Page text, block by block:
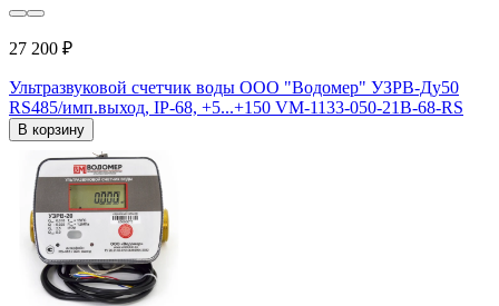
27 200 ₽
Ультразвуковой счетчик воды ООО "Водомер" УЗРВ-Ду50
RS485/имп.выход, IP-68, +5...+150 VM-1133-050-21B-68-RS
В корзину